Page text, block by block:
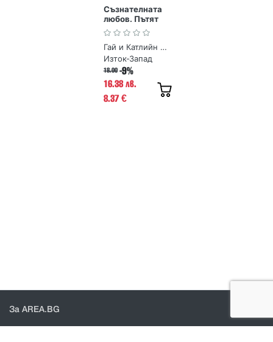
Съзнателната
любов. Пътят
към взаимна
отдаденост
Гай и Катлийн Хендрикс
Изток-Запад
18.00 -9%
16.38 лв.
8.37€
За AREA.BG